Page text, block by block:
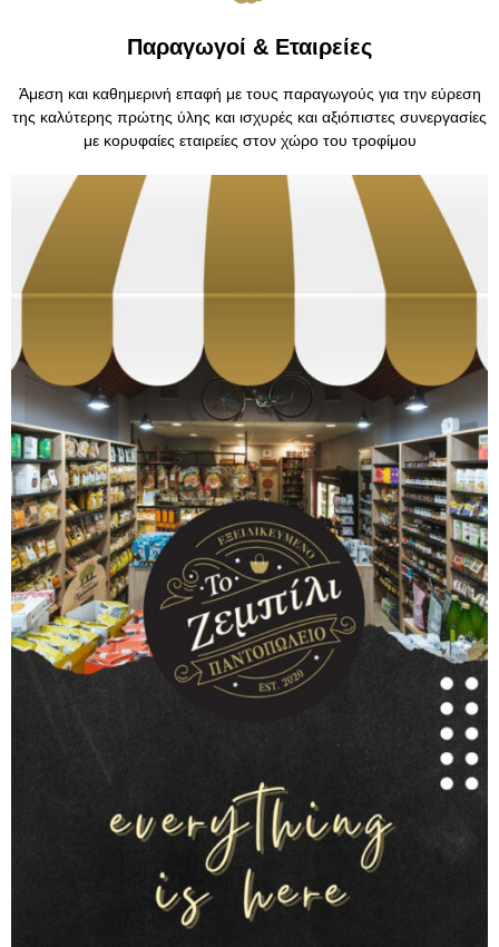
Παραγωγοί & Εταιρείες
Άμεση και καθημερινή επαφή με τους παραγωγούς για την εύρεση
της καλύτερης πρώτης ύλης και ισχυρές και αξιόπιστες συνεργασίες
με κορυφαίες εταιρείες στον χώρο του τροφίμου